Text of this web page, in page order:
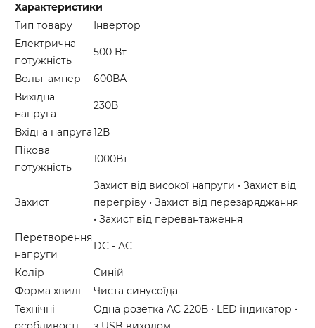
Характеристики
Тип товару
Інвертор
Електрична
потужність
500 Вт
Вольт-ампер
600ВА
Вихідна
напруга
230В
Вхідна напруга12В
Пікова
потужність
1000Вт
Захист
Захист від високої напруги • Захист від
перегріву • Захист від перезаряджання
• Захист від перевантаження
Перетворення
напруги
DC - AC
Колір
Синій
Форма хвилі
Чиста синусоїда
Технічні
Одна розетка АС 220В • LED індикатор •